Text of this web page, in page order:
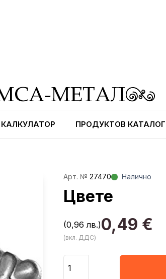
КАЛКУЛАТОР ПРОДУКТОВ КАТАЛОГ
Aрт. № 27470 Налично
Цвете
0,49 €
(0,96 лв.)
(вкл. ДДС)